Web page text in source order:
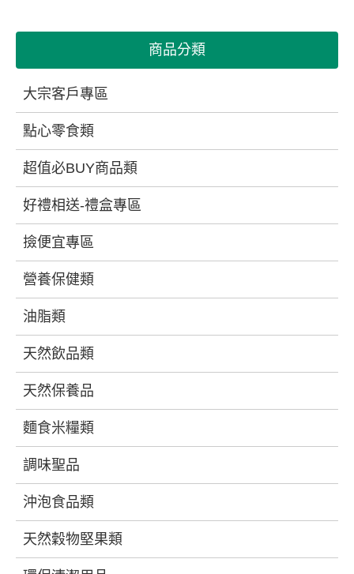
商品分類
大宗客戶專區
點心零食類
超值必BUY商品類
好禮相送-禮盒專區
撿便宜專區
營養保健類
油脂類
天然飲品類
天然保養品
麵食米糧類
調味聖品
沖泡食品類
天然穀物堅果類